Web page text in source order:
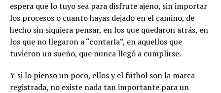
espera que lo tuyo sea para disfrute ajeno, sin importar
los procesos o cuanto hayas dejado en el camino, de
hecho sin siquiera pensar, en los que quedaron atrás, en
los que no llegaron a “contarla”, en aquellos que
tuvieron un sueño, que nunca llegó a cumplirse.
Y si lo pienso un poco, ellos y el fútbol son la marca
registrada, no existe nada tan importante para un